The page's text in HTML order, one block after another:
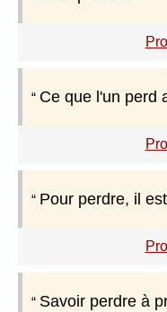
Ce que l'un perd
Pour perdre, il
Savoir perdre à